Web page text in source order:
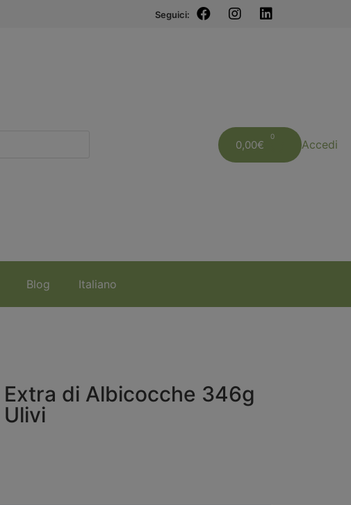
Seguici:
0,00€ Accedi
Blog Italiano
di Albicocche 346g